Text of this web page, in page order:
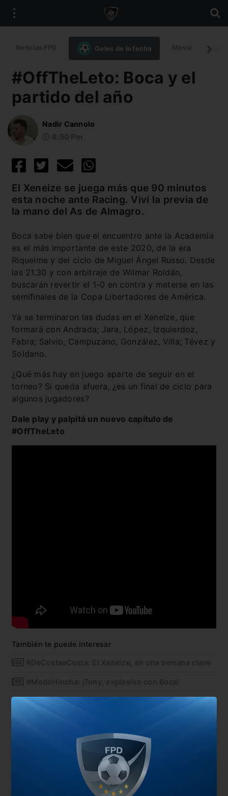
Goles de la fecha
#OffTheLeto: Boca y el
partido del año
Nadir Cannolo
El Xeneize se juega más que 90 minutos
esta noche ante Racing. Viví la previa de
la mano del As de Almagro.
Boca sabe bien que el encuentro ante la Academia
es el más importante de este 2020, de la era
Riquelme y del ciclo de Miguel Ángel Russo. Desde
las 21.30 y con arbitraje de Wilmar Roldán,
buscarán revertir el 1-0 en contra y meterse en las
semifinales de la Copa Libertadores de América.
Ya se terminaron las dudas en el Xeneize, que
formará con Andrada; Jara, López, Izquierdoz,
Fabra; Salvio, Campuzano, González, Villa; Tévez y
Soldano.
¿Qué más hay en juego aparte de seguir en el
torneo? Si queda afuera, ¿es un final de ciclo para
algunos jugadores?
Dale play y palpitá un nuevo capítulo de
#OffTheLeto
También te puede interesar
#DeCostaaCosta: El Xeneize, en una semana clave
#ModoHincha: ¡Tony, explosivo con Boca!
#DeCostaaCosta: Boca, lejos de la imagen del
#OffTheLeto: Boca vs Racing ¡por Libertadores!
#Boca
#Noticia